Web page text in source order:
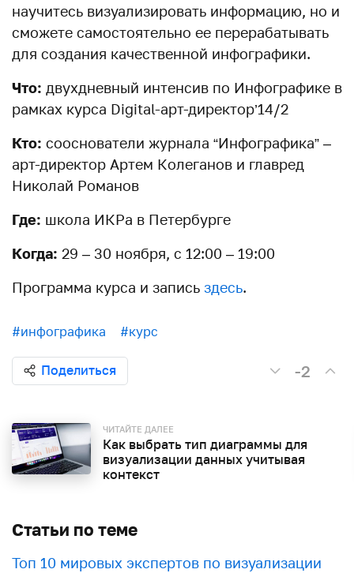
научитесь визуализировать информацию, но и
сможете самостоятельно ее перерабатывать
для создания качественной инфографики.
Что: двухдневный интенсив по Инфографике в
рамках курса Digital-арт-директор’14/2
Кто: сооснователи журнала “Инфографика” –
арт-директор Артем Колеганов и главред
Николай Романов
Где: школа ИКРа в Петербурге
Когда: 29 – 30 ноября, с 12:00 – 19:00
Программа курса и запись здесь.
#инфографика #курс
Поделиться -2
ЧИТАЙТЕ ДАЛЕЕ
Как выбрать тип диаграммы для
визуализации данных учитывая
контекст
Статьи по теме
Топ 10 мировых экспертов по визуализации